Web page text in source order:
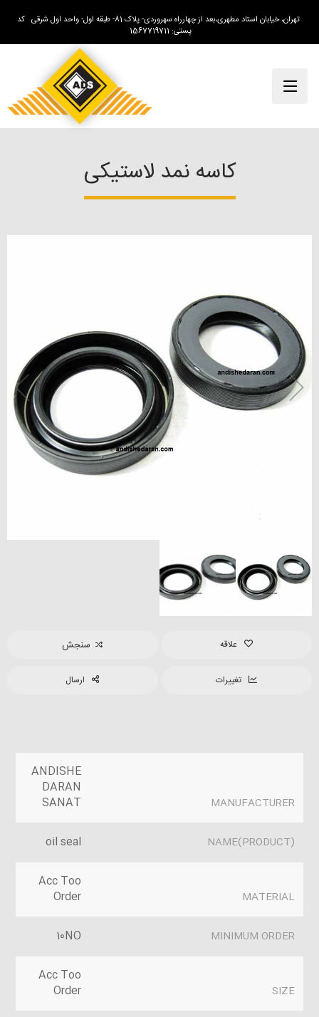
تهران، خیابان استاد مطهری،بعد از چهارراه سهروردی- پلاک 81- طبقه اول- واحد اول شرقی کد
پستی: 1567719711
کاسه نمد لاستیکی
علاقه سنجش
تغییرات ارسال
MANUFACTURER
ANDISHE
DARAN
SANAT
(PRODUCT)NAME
oil seal
MATERIAL
Acc Too
Order
MINIMUM ORDER
10NO
SIZE
Acc Too
Order